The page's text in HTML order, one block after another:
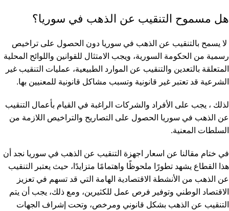
هل مسموح التنقيب عن الذهب في سوريا؟
لا يسمح بالتنقيب عن الذهب في سوريا دون الحصول على تراخيص
رسمية من الحكومة السورية، ويجب الامتثال للقوانين واللوائح المحلية
المتعلقة بالتعدين والتنقيب عن الموارد الطبيعية، عمليات التنقيب غير
الشرعية قد تعتبر غير قانونية وتسبب مشاكل قانونية للمعنيين بها.
لذلك ، يجب على الأفراد والشركات الراغبة في القيام بأعمال التنقيب
عن الذهب في سوريا الحصول على التصاريح والتراخيص اللازمة من
السلطات المعنية.
في ختام مقالنا عن اسعار اجهزة التنقيب عن الذهب في سوريا نجد أن
هذا القطاع يشهد تطورًا ملحوظًا واهتمامًا متزايدًا، حيث يعتبر التنقيب
عن الذهب من الأنشطة الاقتصادية الهامة التي قد تسهم في تعزيز
الاقتصاد الوطني وتوفير فرص عمل للكثيرين، ومع ذلك، يجب أن يتم
التنقيب عن الذهب بشكل قانوني ومرخص، وتحت إشراف الجهات